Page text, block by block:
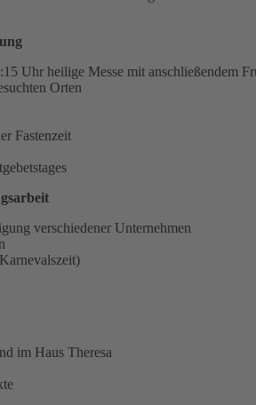
Uhr heilige Messe mit anschließendem
Orten
Fastenzeit
verschiedener Unternehmen
im Haus Theresa